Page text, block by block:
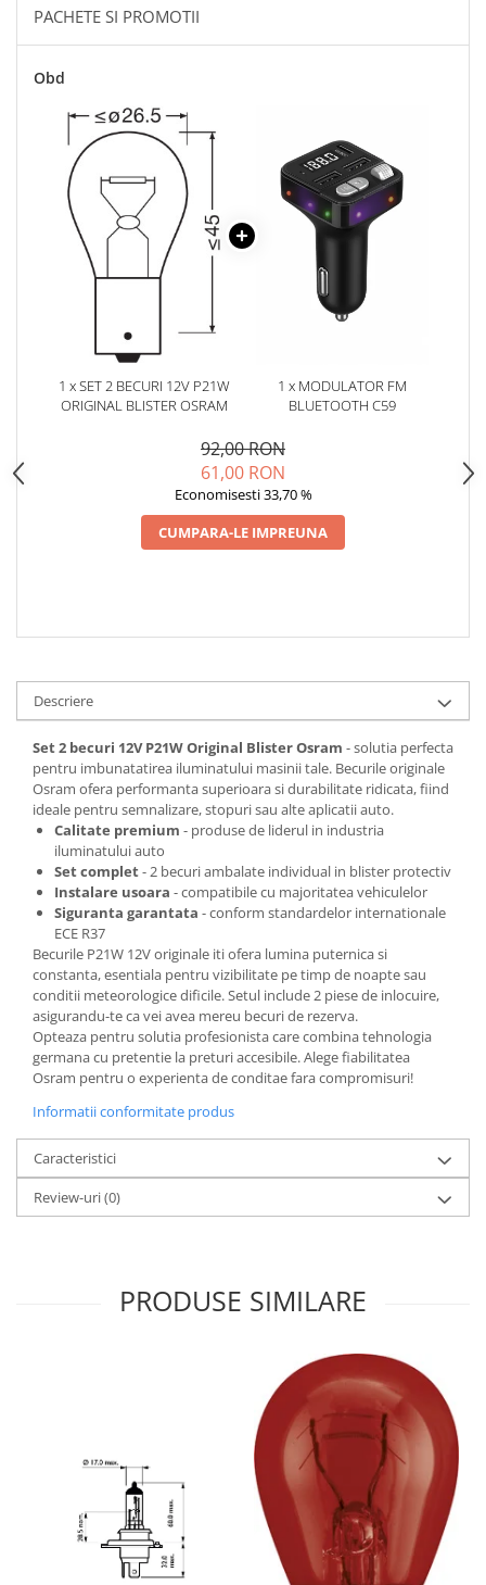
Pompa Spalator Parbriz
Marcaje si Echipamente de
Siguranta
Accesorii Cabina Camion
Echipamente Electrice si
Pneumatice
Echipamente ADR si Utilitare
Aditivi Combustibil
Aditivi Ulei Motor
Antigel
Produse Intretinere si Detailing
Vopsitorie, Chituri si Adezivi
Articole Auto Sezoniere
Cabluri Pornire
Produse de Vara
Blog
PACHETE SI PROMOTII
Obd
1 x SET 2 BECURI 12V P21W
ORIGINAL BLISTER OSRAM
1 x MODULATOR FM
BLUETOOTH C59
92,00 RON
61,00 RON
Economisesti 33,70 %
CUMPARA-LE IMPREUNA
Descriere
Set 2 becuri 12V P21W Original Blister Osram - solutia perfecta
pentru imbunatatirea iluminatului masinii tale. Becurile originale
Osram ofera performanta superioara si durabilitate ridicata, fiind
ideale pentru semnalizare, stopuri sau alte aplicatii auto.
Calitate premium - produse de liderul in industria
iluminatului auto
Set complet- 2 becuri ambalate individual in blister protectiv
Instalare usoara - compatibile cu majoritatea vehiculelor
Siguranta garantata - conform standardelor internationale
ECE R37
Becurile P21W 12V originale iti ofera lumina puternica si
constanta, esentiala pentru vizibilitate pe timp de noapte sau
conditii meteorologice dificile. Setul include 2 piese de inlocuire,
asigurandu-te ca vei avea mereu becuri de rezerva.
Opteaza pentru solutia profesionista care combina tehnologia
germana cu pretentie la preturi accesibile. Alege fiabilitatea
Osram pentru o experienta de conditae fara compromisuri!
Informatii conformitate produs
Caracteristici
Review-uri(0)
PRODUSE SIMILARE